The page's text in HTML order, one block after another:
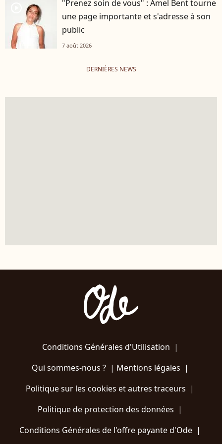
"Prenez soin de vous" : Amel Bent tourne
une page importante et s'adresse à son
public
7 août 2026
DERNIÈRES NEWS
Conditions Générales d'Utilisation |
Qui sommes-nous ?| Mentions légales |
Politique sur les cookies et autres traceurs |
Politique de protection des données |
Conditions Générales de l'offre payante d'Ode |